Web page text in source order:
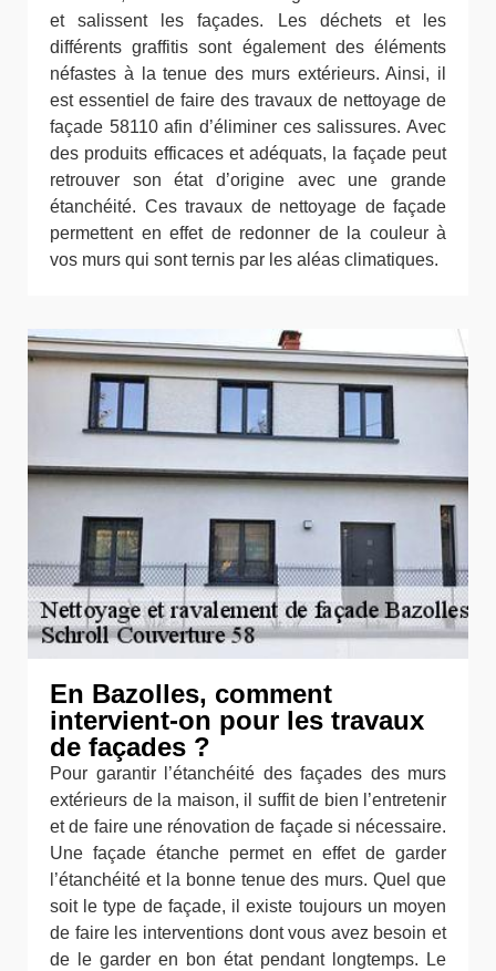
et salissent les façades. Les déchets et les
différents graffitis sont également des éléments
néfastes à la tenue des murs extérieurs. Ainsi, il
est essentiel de faire des travaux de nettoyage de
façade 58110 afin d’éliminer ces salissures. Avec
des produits efficaces et adéquats, la façade peut
retrouver son état d’origine avec une grande
étanchéité. Ces travaux de nettoyage de façade
permettent en effet de redonner de la couleur à
vos murs qui sont ternis par les aléas climatiques.
En Bazolles, comment
intervient-on pour les travaux
de façades ?
Pour garantir l’étanchéité des façades des murs
extérieurs de la maison, il suffit de bien l’entretenir
et de faire une rénovation de façade si nécessaire.
Une façade étanche permet en effet de garder
l’étanchéité et la bonne tenue des murs. Quel que
soit le type de façade, il existe toujours un moyen
de faire les interventions dont vous avez besoin et
de le garder en bon état pendant longtemps. Le